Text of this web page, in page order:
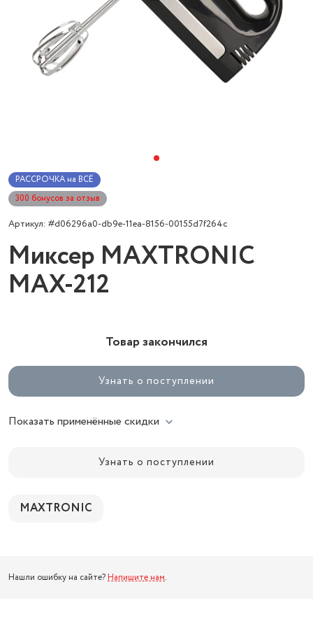
РАССРОЧКА на ВСЁ
300 бонусов за отзыв
Артикул: #d06296a0-db9e-11ea-8156-00155d7f264c
Миксер MAXTRONIC
MAX-212
Товар закончился
Узнать о поступлении
Показать применённые скидки
Узнать о поступлении
MAXTRONIC
Нашли ошибку на сайте? Напишите нам.